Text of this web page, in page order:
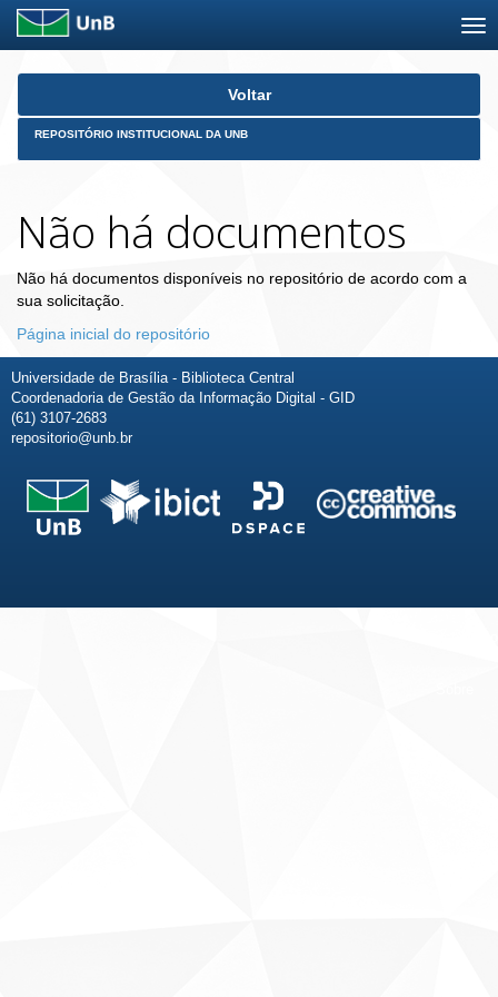
Skip
Voltar
REPOSITÓRIO INSTITUCIONAL DA UNB
Não há documentos
Não há documentos disponíveis no repositório de acordo com a
sua solicitação.
Página inicial do repositório
Universidade de Brasília - Biblioteca Central
Coordenadoria de Gestão da Informação Digital - GID
(61) 3107-2683
repositorio@unb.br